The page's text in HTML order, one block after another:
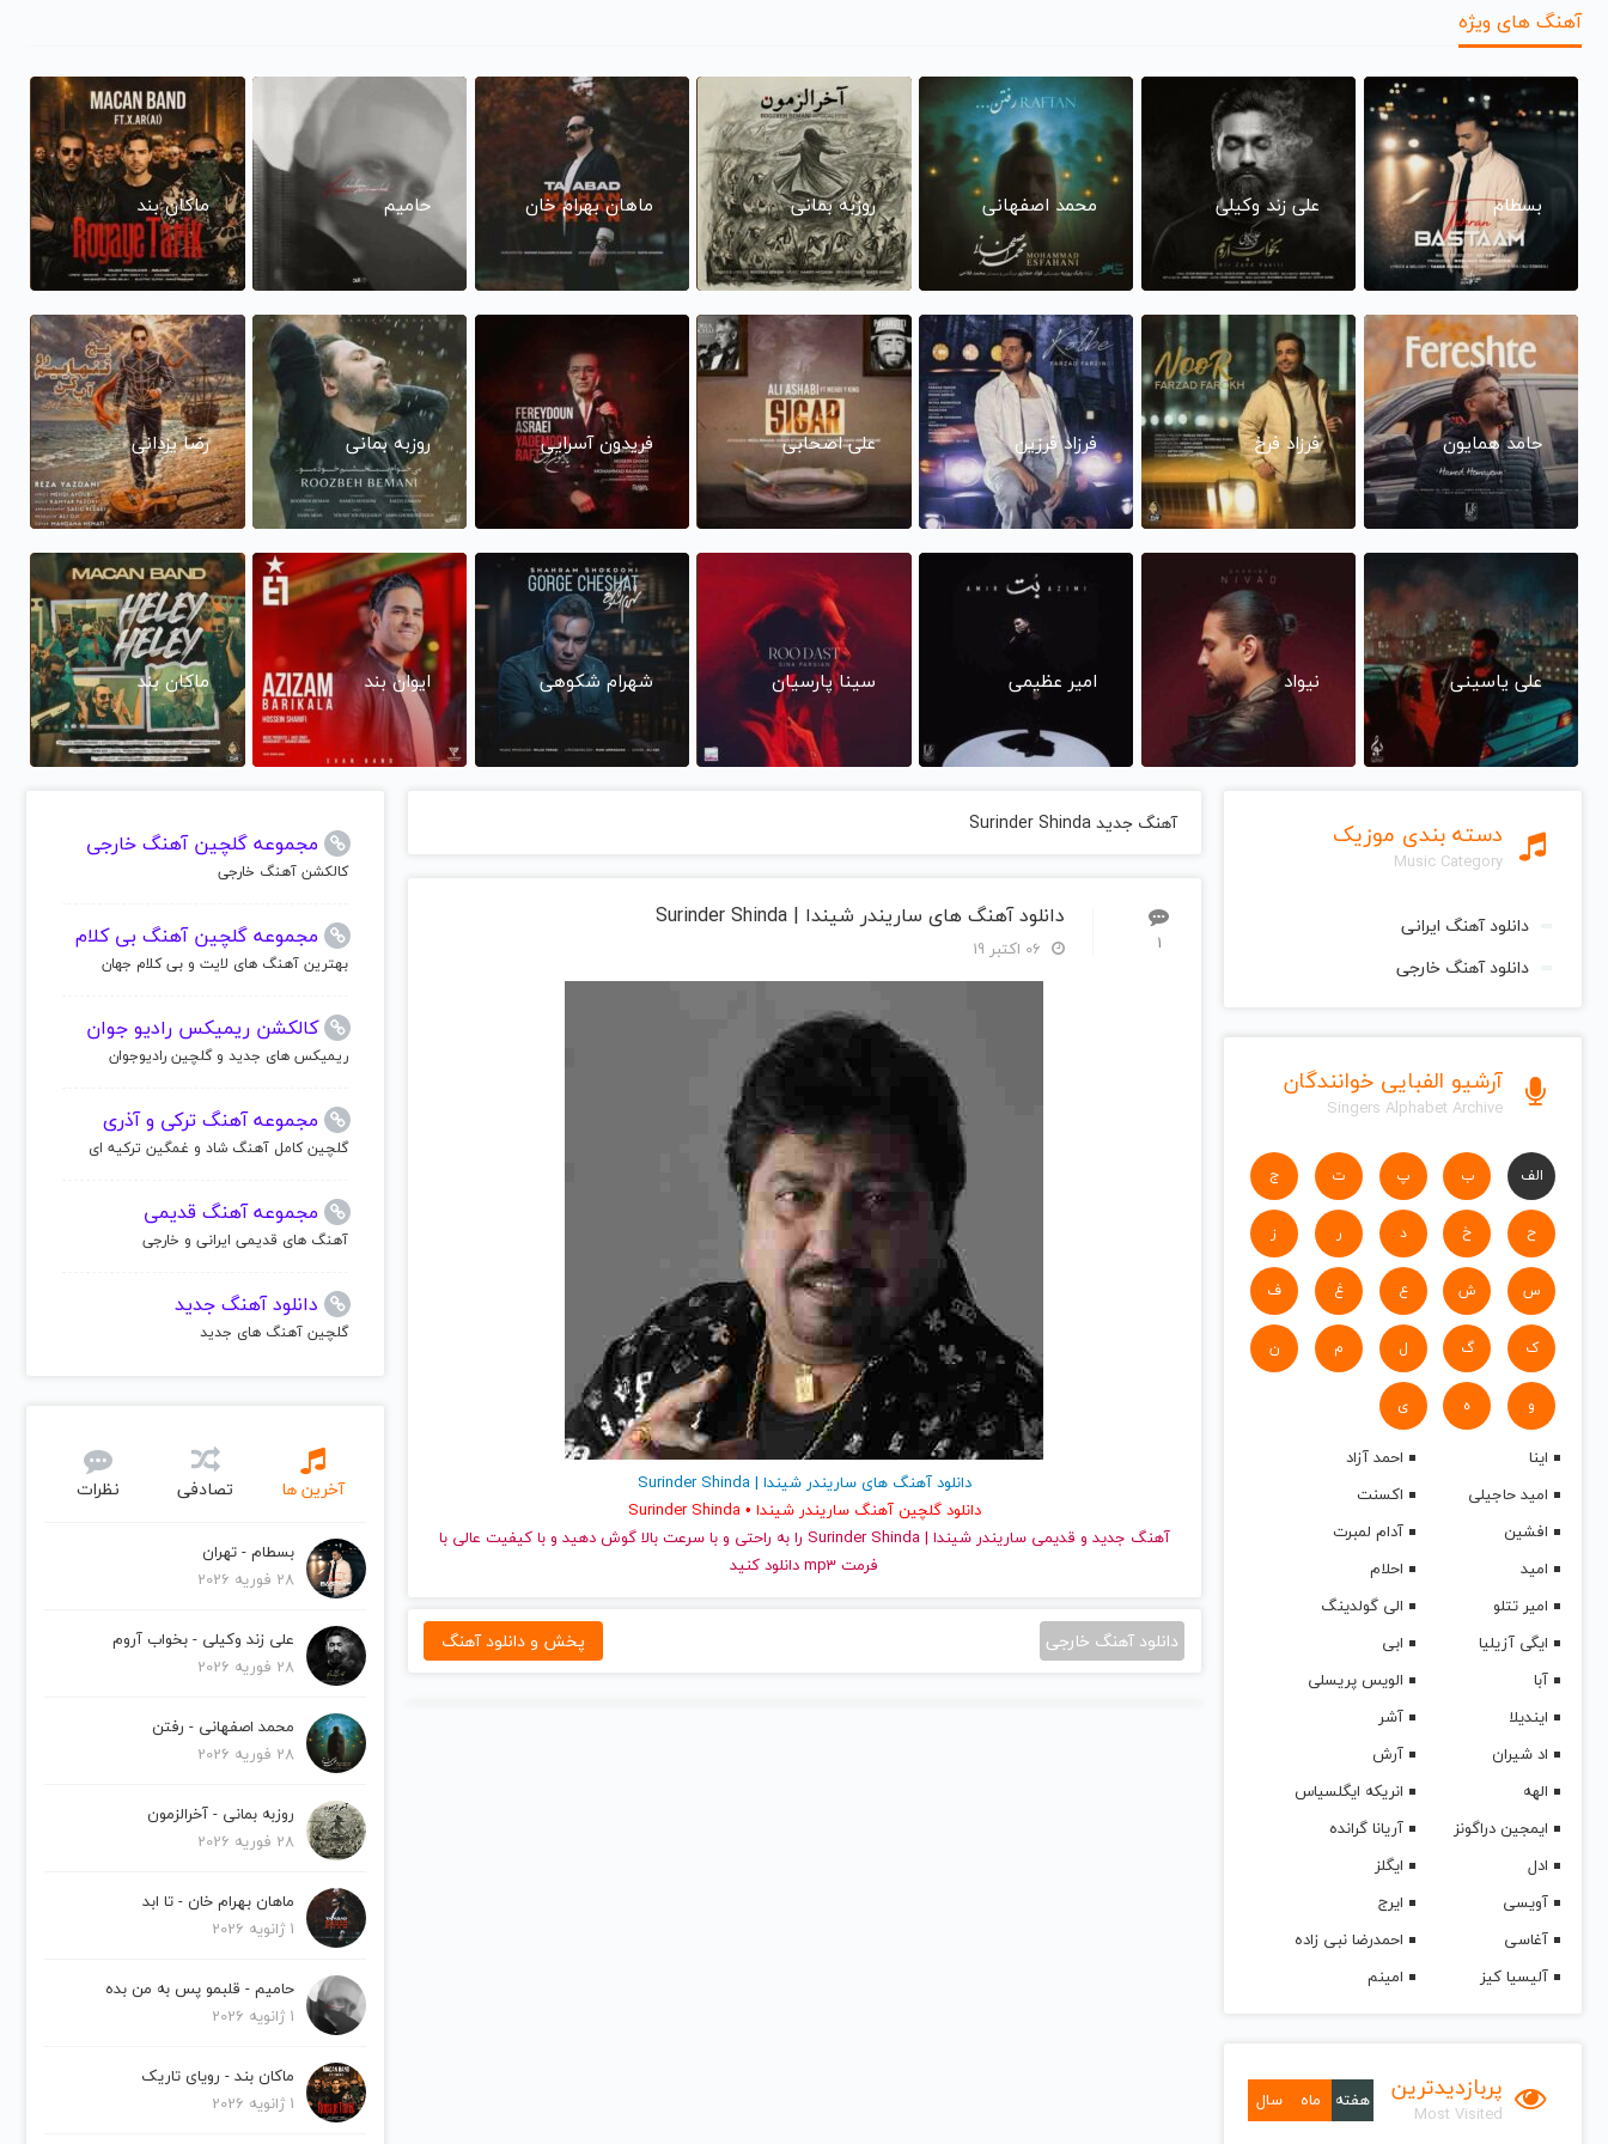
آهنگ های ویژه
بسطام علی زند وکیلی محمد اصفهانی روزبه بمانی ماهان بهرام خان حامیم ماکان بند
حامد همایون فرزاد فرخ فرزاد فرزین علی اصحابی فریدون آسرایی روزبه بمانی رضا یزدانی
علی یاسینی نیواد امیر عظیمی سینا پارسیان شهرام شکوهی ایوان بند ماکان بند
دسته بندی موزیک
Music Category
دانلود آهنگ ایرانی
دانلود آهنگ خارجی
آرشیو الفبایی خوانندگان
Singers Alphabet Archive
الف ب پ ت ج
ح خ د ر ز
س ش ع غ ف
ک گ ل م ن
و ه ی
اینا
احمد آزاد
امید حاجیلی
اکسنت
افشین
آدام لمبرت
امید
احلام
امیر تتلو
الی گولدینگ
ایگی آزیلیا
ابی
آبا
الویس پریسلی
ایندیلا
آشر
اد شیران
آرش
الهه
انریکه ایگلسیاس
ایمجین دراگونز
آریانا گرانده
ادل
ایگلز
آویسی
ایرج
آغاسی
احمدرضا نبی زاده
آلیسیا کیز
امینم
پربازدیدترین
Most Visited
هفته ماه سال
آهنگ جدید Surinder Shinda
1
دانلود آهنگ های ساریندر شیندا | Surinder Shinda
دانلود آهنگ های ساریندر شیندا | Surinder Shinda
دانلود گلچین آهنگ ساریندر شیندا • Surinder Shinda
آهنگ جدید
و قدیمی ساریندر شیندا | Surinder Shinda را به راحتی و با سرعت بالا گوش دهید و با کیفیت عالی با
فرمت mp3 دانلود کنید
دانلود آهنگ خارجی پخش و دانلود آهنگ
مجموعه گلچین آهنگ خارجی
کالکشن آهنگ خارجی
مجموعه گلچین آهنگ بی کلام
بهترین آهنگ های لایت و بی کلام جهان
کالکشن ریمیکس رادیو جوان
ریمیکس های جدید و گلچین رادیوجوان
مجموعه آهنگ ترکی و آذری
گلچین کامل آهنگ شاد و غمگین ترکیه ای
مجموعه آهنگ قدیمی
آهنگ های قدیمی ایرانی و خارجی
دانلود آهنگ جدید
گلچین آهنگ های جدید
آخرین ها تصادفی نظرات
بسطام - تهران
28 فوریه 2026
علی زند وکیلی - بخواب آروم
28 فوریه 2026
محمد اصفهانی - رفتن
28 فوریه 2026
روزبه بمانی - آخرالزمون
28 فوریه 2026
ماهان بهرام خان - تا ابد
1 ژانویه 2026
حامیم - قلبمو پس به من بده
1 ژانویه 2026
ماکان بند - رویای تاریک
1 ژانویه 2026